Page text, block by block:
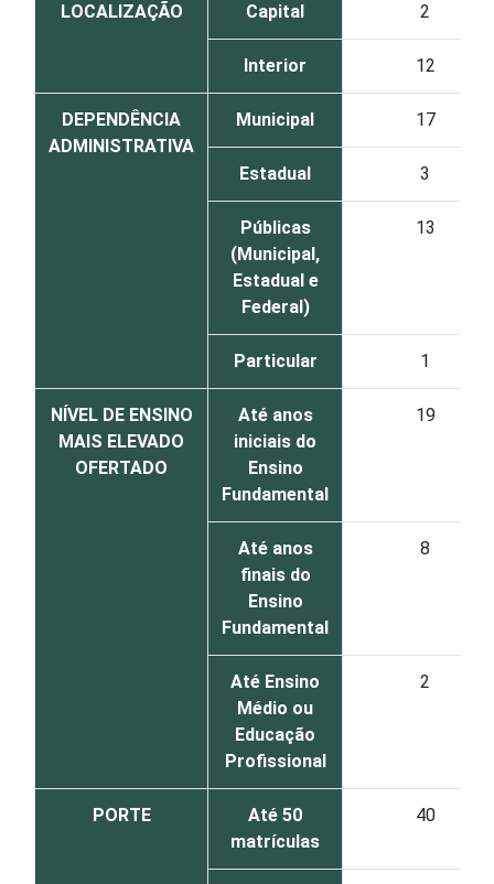
LOCALIZAÇÃO Capital 2
Interior 12
DEPENDÊNCIA
ADMINISTRATIVA
Municipal 17
Estadual 3
Públicas
(Municipal,
Estadual e
Federal)
13
Particular 1
NÍVEL DE ENSINO
MAIS ELEVADO
OFERTADO
Até anos
iniciais do
Ensino
Fundamental
19
Até anos
finais do
Ensino
Fundamental
8
Até Ensino
Médio ou
Educação
Profissional
2
PORTE
Até 50
matrículas
40